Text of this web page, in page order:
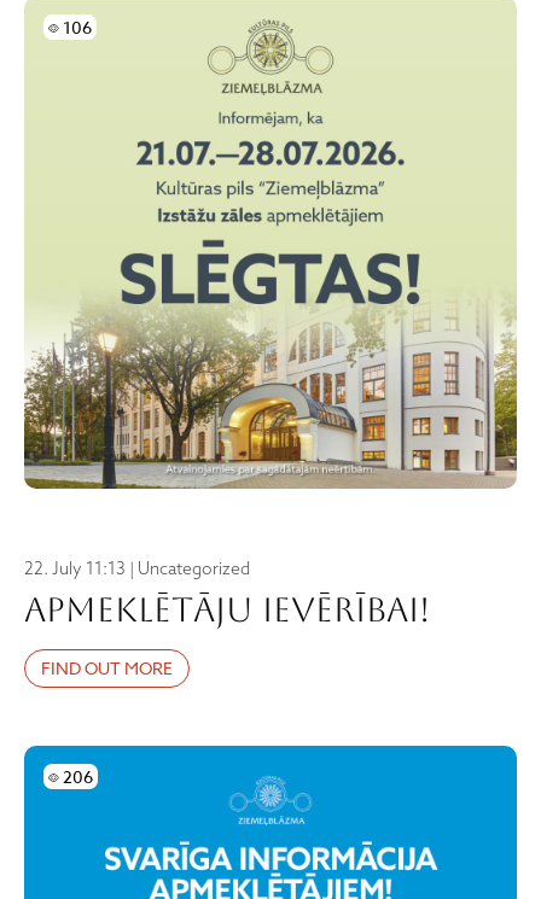
106
Skatījumi
22. July 11:13 | Uncategorized
Apmeklētāju ievērībai!
FIND OUT MORE
206
Skatījumi